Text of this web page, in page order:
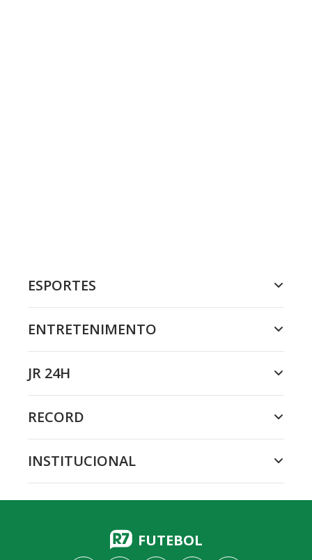
ESPORTES
ENTRETENIMENTO
JR 24H
RECORD
INSTITUCIONAL
FUTEBOL